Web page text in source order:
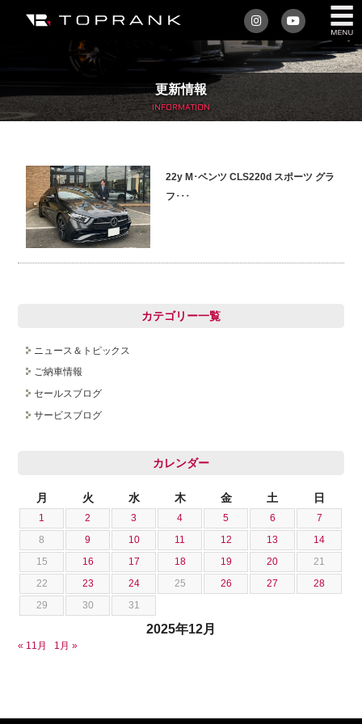
私たちについて
車を買う
アフターサービス
車を売る
店舗/スタッフ情報
トップランク・マガジン
更新情報
INFORMATION
22y M･ベンツ CLS220d スポーツ グラ
フ･･･
カテゴリー一覧
ニュース＆トピックス
ご納車情報
セールスブログ
サービスブログ
カレンダー
2025年12月
月 火 水 木 金 土 日
1 2 3 4 5 6
7
8
9 10 11 12 13
14
15
16 17 18 19 20
21
22
23 24 25 26 27
28
29
30 31
« 11月 1月 »